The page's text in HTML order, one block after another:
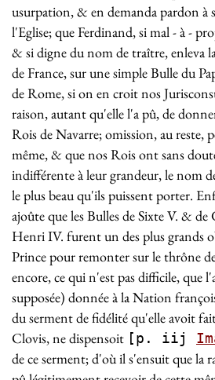
usurpation, & en demanda pardon à
l'Eglise; que Ferdinand, si mal - à -
& si digne du nom de traître, enleva
de France, sur une simple Bulle du
de Rome, si on en croit nos
raison, autant qu'elle l'a pû, de
Rois de Navarre; omission, au reste,
même, & que nos Rois ont sans
indifférente à leur grandeur, le nom
le plus beau qu'ils puissent porter.
ajoûte que les Bulles de Sixte V. &
Henri IV. furent un des plus grands
Prince pour remonter sur le thrône
encore, ce qui n'est pas difficile, que
supposée) donnée à la Nation
du serment de fidélité qu'elle avoit
Clovis, ne dispensoit [p. iij
de ce serment; d'où il s'ensuit que la